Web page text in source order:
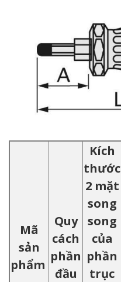
Mã
sản
phẩm
Quy
cách
phần
đầu
Kích
thước
2 mặt
song
song
của
phần
trục